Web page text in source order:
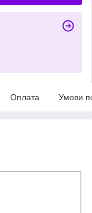
Оплата Умови